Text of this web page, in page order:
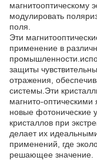
магнитооптическому
модулировать
поля.
Эти
применение в
защиты
отражения,
системы.Эти
магнито-
новые фотонические
кристаллов при
делает их
применений, где
решающее значение.